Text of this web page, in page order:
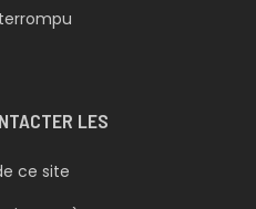
LES
ce site